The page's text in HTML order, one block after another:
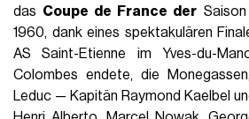
das Coupe de France der
1960, dank eines spektakulären
AS Saint-Etienne im Yves-du-
Colombes endete, die
Leduc — Kapitän Raymond Kaelbel